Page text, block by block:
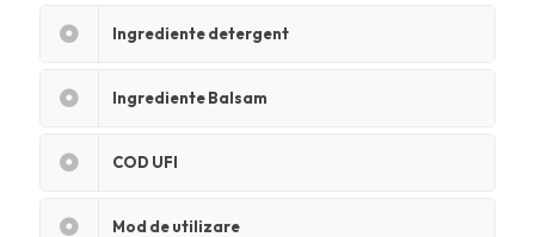
Ingrediente detergent
Ingrediente Balsam
COD UFI
Mod de utilizare